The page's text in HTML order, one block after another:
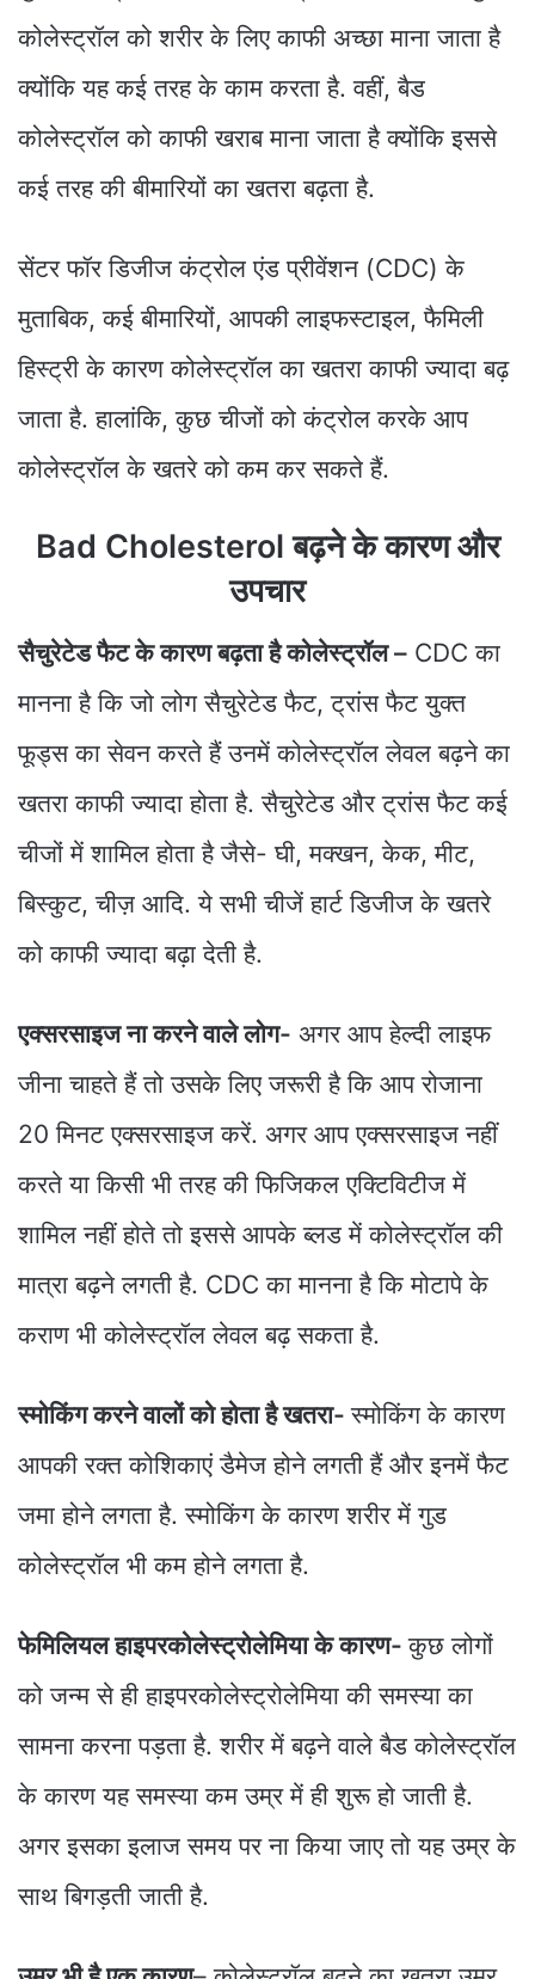
कोलेस्ट्रॉल को शरीर के लिए काफी अच्छा माना जाता है
क्योंकि यह कई तरह के काम करता है. वहीं, बैड
कोलेस्ट्रॉल को काफी खराब माना जाता है क्योंकि इससे
कई तरह की बीमारियों का खतरा बढ़ता है.
सेंटर फॉर डिजीज कंट्रोल एंड प्रीवेंशन (CDC) के
मुताबिक, कई बीमारियों, आपकी लाइफस्टाइल, फैमिली
हिस्ट्री के कारण कोलेस्ट्रॉल का खतरा काफी ज्यादा बढ़
जाता है. हालांकि, कुछ चीजों को कंट्रोल करके आप
कोलेस्ट्रॉल के खतरे को कम कर सकते हैं.
Bad Cholesterol बढ़ने के कारण और
उपचार
सैचुरेटेड फैट के कारण बढ़ता है कोलेस्ट्रॉल – CDC का
मानना है कि जो लोग सैचुरेटेड फैट, ट्रांस फैट युक्त
फूड्स का सेवन करते हैं उनमें कोलेस्ट्रॉल लेवल बढ़ने का
खतरा काफी ज्यादा होता है. सैचुरेटेड और ट्रांस फैट कई
चीजों में शामिल होता है जैसे- घी, मक्खन, केक, मीट,
बिस्कुट, चीज़ आदि. ये सभी चीजें हार्ट डिजीज के खतरे
को काफी ज्यादा बढ़ा देती है.
एक्सरसाइज ना करने वाले लोग- अगर आप हेल्दी लाइफ
जीना चाहते हैं तो उसके लिए जरूरी है कि आप रोजाना
20 मिनट एक्सरसाइज करें. अगर आप एक्सरसाइज नहीं
करते या किसी भी तरह की फिजिकल एक्टिविटीज में
शामिल नहीं होते तो इससे आपके ब्लड में कोलेस्ट्रॉल की
मात्रा बढ़ने लगती है. CDC का मानना है कि मोटापे के
कराण भी कोलेस्ट्रॉल लेवल बढ़ सकता है.
स्मोकिंग करने वालों को होता है खतरा-स्मोकिंग के कारण
आपकी रक्त कोशिकाएं डैमेज होने लगती हैं और इनमें फैट
जमा होने लगता है. स्मोकिंग के कारण शरीर में गुड
कोलेस्ट्रॉल भी कम होने लगता है.
फेमिलियल हाइपरकोलेस्ट्रोलेमिया के कारण-कुछ लोगों
को जन्म से ही हाइपरकोलेस्ट्रोलेमिया की समस्या का
सामना करना पड़ता है. शरीर में बढ़ने वाले बैड कोलेस्ट्रॉल
के कारण यह समस्या कम उम्र में ही शुरू हो जाती है.
अगर इसका इलाज समय पर ना किया जाए तो यह उम्र के
साथ बिगड़ती जाती है.